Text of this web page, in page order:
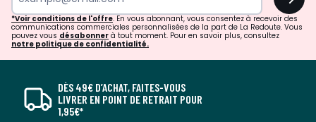
*Voir conditions de l'offre. En vous abonnant, vous consentez à recevoir des
communications commerciales personnalisées de la part de La Redoute. Vous
pouvez vous désabonner à tout moment. Pour en savoir plus, consultez
notre politique de confidentialité.
DÈS 49€ D’ACHAT, FAITES-VOUS
LIVRER EN POINT DE RETRAIT POUR
1,95€*